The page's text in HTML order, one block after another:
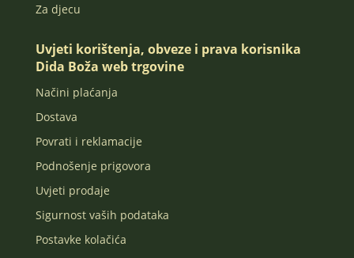
Za djecu
Uvjeti korištenja, obveze i prava korisnika
Dida Boža web trgovine
Načini plaćanja
Dostava
Povrati i reklamacije
Podnošenje prigovora
Uvjeti prodaje
Sigurnost vaših podataka
Postavke kolačića